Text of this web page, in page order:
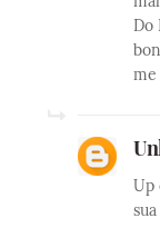
Do
me
Up